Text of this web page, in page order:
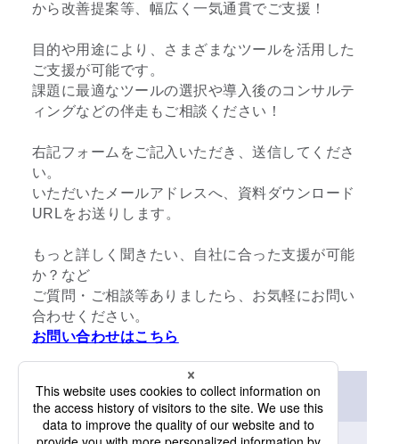
から改善提案等、幅広く一気通貫でご支援！
目的や用途により、さまざまなツールを活用した
ご支援が可能です。
課題に最適なツールの選択や導入後のコンサルテ
ィングなどの伴走もご相談ください！
右記フォームをご記入いただき、送信してくださ
い。
いただいたメールアドレスへ、資料ダウンロード
URLをお送りします。
もっと詳しく聞きたい、自社に合った支援が可能
か？など
ご質問・ご相談等ありましたら、お気軽にお問い
合わせください。
お問い合わせはこちら
資料ダウンロード（無料）